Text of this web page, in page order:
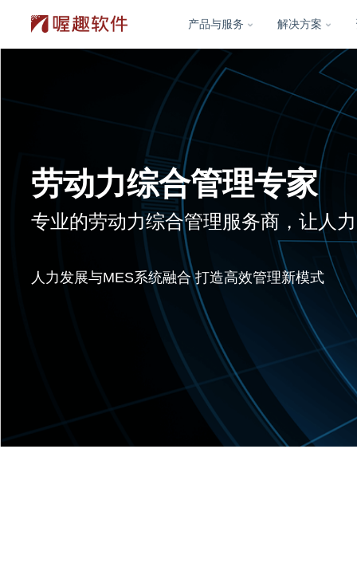
产品与服务 解决方案
劳动力综合管理专家
专业的劳动力综合管理服务商，让人
人力发展与MES系统融合 打造高效管理新模式